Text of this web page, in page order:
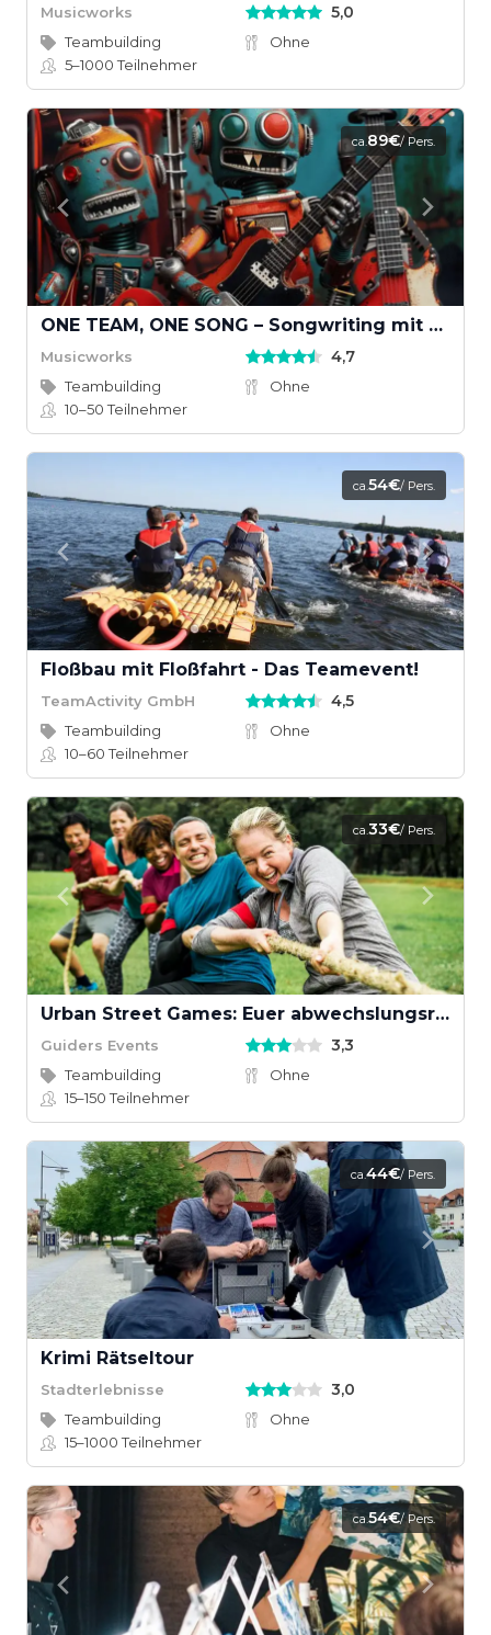
Musicworks 5,0
Teambuilding
Ohne
5–1000Teilnehmer
ca.89€/ Pers.
ONE TEAM, ONE SONG – Songwriting mit KI und echten Instrumenten
Musicworks 4,7
Teambuilding
Ohne
10–50Teilnehmer
ca.54€/ Pers.
Floßbau mit Floßfahrt - Das Teamevent!
TeamActivity GmbH 4,5
Teambuilding
Ohne
10–60Teilnehmer
ca.33€/ Pers.
Urban Street Games: Euer abwechslungsreiches Teamevent
Guiders Events 3,3
Teambuilding
Ohne
15–150Teilnehmer
ca.44€/ Pers.
Krimi Rätseltour
Stadterlebnisse 3,0
Teambuilding
Ohne
15–1000Teilnehmer
ca.54€/ Pers.